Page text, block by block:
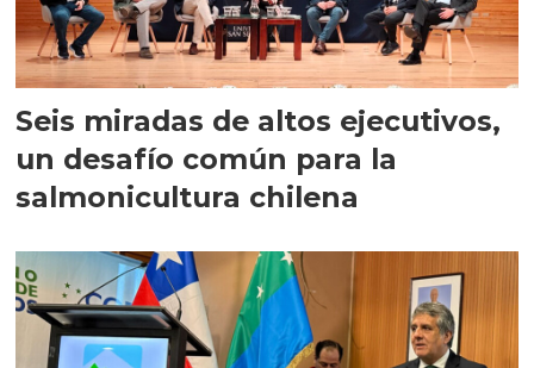
Seis miradas de altos ejecutivos,
un desafío común para la
salmonicultura chilena